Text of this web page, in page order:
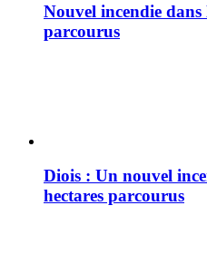
Nouvel incendie dans
parcourus
Diois : Un nouvel
hectares parcourus